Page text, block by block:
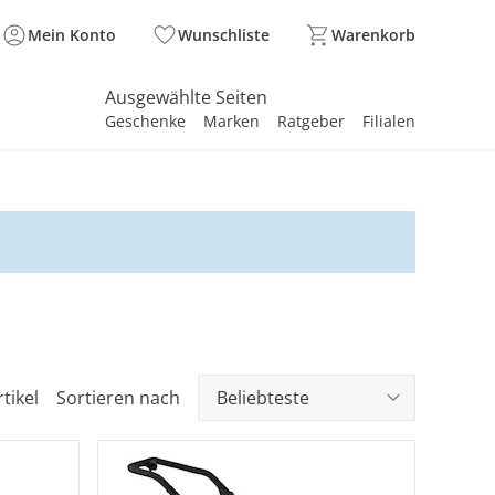
Mein Konto Wunschliste Warenkorb
Ausgewählte Seiten
Geschenke Marken Ratgeber Filialen
Sortieren nach